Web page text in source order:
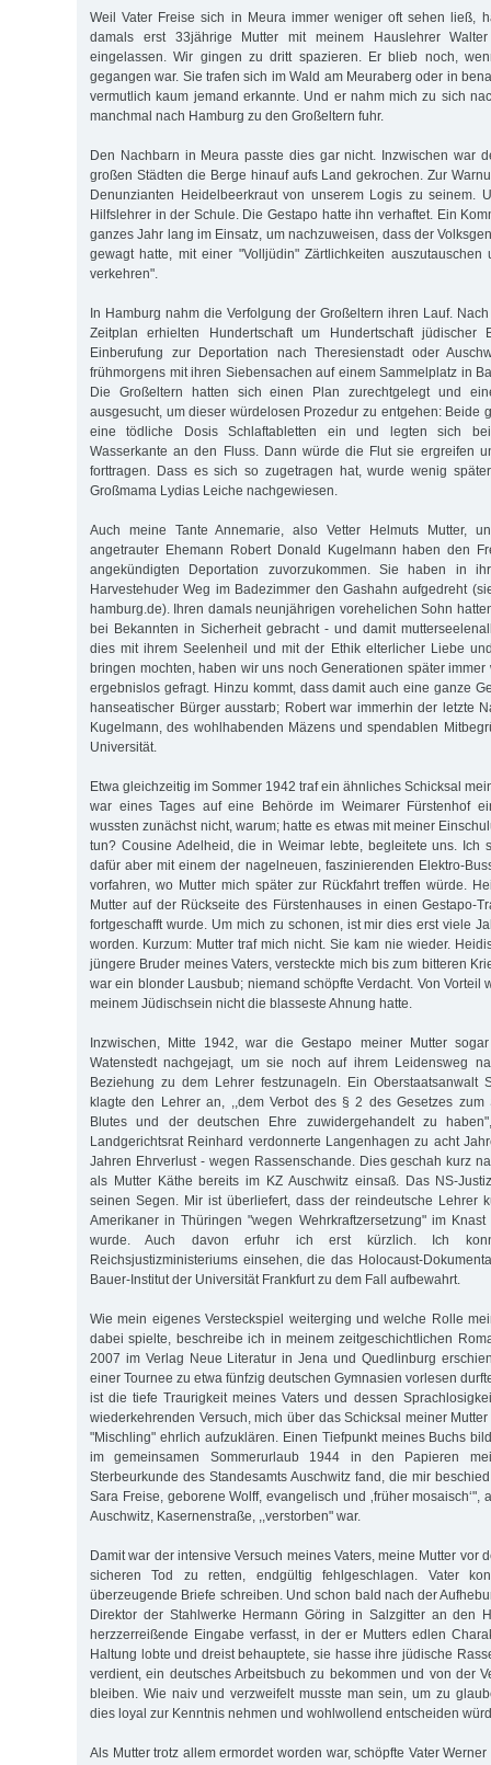
Weil Vater Freise sich in Meura immer weniger oft sehen ließ,
damals erst 33jährige Mutter mit meinem Hauslehrer
eingelassen. Wir gingen zu dritt spazieren. Er blieb noch,
gegangen war. Sie trafen sich im Wald am Meuraberg oder in
vermutlich kaum jemand erkannte. Und er nahm mich zu sich
manchmal nach Hamburg zu den Großeltern fuhr.
Den Nachbarn in Meura passte dies gar nicht. Inzwischen war
großen Städten die Berge hinauf aufs Land gekrochen. Zur
Denunzianten Heidelbeerkraut von unserem Logis zu seinem.
Hilfslehrer in der Schule. Die Gestapo hatte ihn verhaftet. Ein
ganzes Jahr lang im Einsatz, um nachzuweisen, dass der
gewagt hatte, mit einer "Volljüdin" Zärtlichkeiten auszutauschen
verkehren".
In Hamburg nahm die Verfolgung der Großeltern ihren Lauf.
Zeitplan erhielten Hundertschaft um Hundertschaft jüdischer
Einberufung zur Deportation nach Theresienstadt oder
frühmorgens mit ihren Siebensachen auf einem Sammelplatz in
Die Großeltern hatten sich einen Plan zurechtgelegt und
ausgesucht, um dieser würdelosen Prozedur zu entgehen: Beide
eine tödliche Dosis Schlaftabletten ein und legten sich
Wasserkante an den Fluss. Dann würde die Flut sie ergreifen
forttragen. Dass es sich so zugetragen hat, wurde wenig
Großmama Lydias Leiche nachgewiesen.
Auch meine Tante Annemarie, also Vetter Helmuts Mutter,
angetrauter Ehemann Robert Donald Kugelmann haben den
angekündigten Deportation zuvorzukommen. Sie haben in
Harvestehuder Weg im Badezimmer den Gashahn aufgedreht
hamburg.de). Ihren damals neunjährigen vorehelichen Sohn
bei Bekannten in Sicherheit gebracht - und damit
dies mit ihrem Seelenheil und mit der Ethik elterlicher Liebe
bringen mochten, haben wir uns noch Generationen später
ergebnislos gefragt. Hinzu kommt, dass damit auch eine ganze
hanseatischer Bürger ausstarb; Robert war immerhin der letzte
Kugelmann, des wohlhabenden Mäzens und spendablen
Universität.
Etwa gleichzeitig im Sommer 1942 traf ein ähnliches Schicksal
war eines Tages auf eine Behörde im Weimarer Fürstenhof
wussten zunächst nicht, warum; hatte es etwas mit meiner
tun? Cousine Adelheid, die in Weimar lebte, begleitete uns. Ich
dafür aber mit einem der nagelneuen, faszinierenden Elektro-
vorfahren, wo Mutter mich später zur Rückfahrt treffen würde.
Mutter auf der Rückseite des Fürstenhauses in einen Gestapo-
fortgeschafft wurde. Um mich zu schonen, ist mir dies erst viele
worden. Kurzum: Mutter traf mich nicht. Sie kam nie wieder.
jüngere Bruder meines Vaters, versteckte mich bis zum bitteren
war ein blonder Lausbub; niemand schöpfte Verdacht. Von Vorteil
meinem Jüdischsein nicht die blasseste Ahnung hatte.
Inzwischen, Mitte 1942, war die Gestapo meiner Mutter
Watenstedt nachgejagt, um sie noch auf ihrem Leidensweg
Beziehung zu dem Lehrer festzunageln. Ein Oberstaatsanwalt
klagte den Lehrer an, ,,dem Verbot des § 2 des Gesetzes zum
Blutes und der deutschen Ehre zuwidergehandelt zu
Landgerichtsrat Reinhard verdonnerte Langenhagen zu acht
Jahren Ehrverlust - wegen Rassenschande. Dies geschah kurz
als Mutter Käthe bereits im KZ Auschwitz einsaß. Das NS-
seinen Segen. Mir ist überliefert, dass der reindeutsche Lehrer
Amerikaner in Thüringen "wegen Wehrkraftzersetzung" im
wurde. Auch davon erfuhr ich erst kürzlich. Ich
Reichsjustizministeriums einsehen, die das Holocaust-
Bauer-Institut der Universität Frankfurt zu dem Fall aufbewahrt.
Wie mein eigenes Versteckspiel weiterging und welche Rolle
dabei spielte, beschreibe ich in meinem zeitgeschichtlichen
2007 im Verlag Neue Literatur in Jena und Quedlinburg
einer Tournee zu etwa fünfzig deutschen Gymnasien vorlesen
ist die tiefe Traurigkeit meines Vaters und dessen
wiederkehrenden Versuch, mich über das Schicksal meiner
"Mischling" ehrlich aufzuklären. Einen Tiefpunkt meines Buchs
im gemeinsamen Sommerurlaub 1944 in den Papieren
Sterbeurkunde des Standesamts Auschwitz fand, die mir
Sara Freise, geborene Wolff, evangelisch und ‚früher mosaisch‘",
Auschwitz, Kasernenstraße, ,,verstorben" war.
Damit war der intensive Versuch meines Vaters, meine Mutter vor
sicheren Tod zu retten, endgültig fehlgeschlagen. Vater
überzeugende Briefe schreiben. Und schon bald nach der
Direktor der Stahlwerke Hermann Göring in Salzgitter an den
herzzerreißende Eingabe verfasst, in der er Mutters edlen
Haltung lobte und dreist behauptete, sie hasse ihre jüdische
verdient, ein deutsches Arbeitsbuch zu bekommen und von der
bleiben. Wie naiv und verzweifelt musste man sein, um zu
dies loyal zur Kenntnis nehmen und wohlwollend entscheiden
Als Mutter trotz allem ermordet worden war, schöpfte Vater